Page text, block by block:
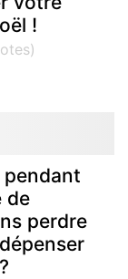
!
pendant
de
perdre